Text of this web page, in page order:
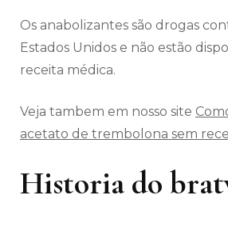
Os anabolizantes são drogas
Estados Unidos e não estão
receita médica.
Veja tambem em nosso site
acetato de trembolona sem
Historia do